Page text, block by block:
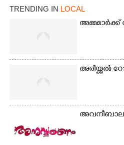
TRENDING IN LOCAL
അമ്മമാർക്ക്
അരീയ്ക്കൽ